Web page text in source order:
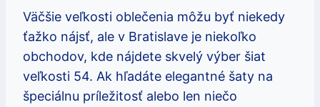
Väčšie veľkosti oblečenia môžu byť niekedy
ťažko nájsť, ale v Bratislave je niekoľko
obchodov, kde nájdete skvelý výber šiat
veľkosti 54. Ak hľadáte elegantné šaty na
špeciálnu príležitosť alebo len niečo